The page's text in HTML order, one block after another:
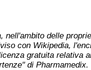
nell'ambito delle
con Wikipedia,
gratuita relativa
di Pharmamedix.